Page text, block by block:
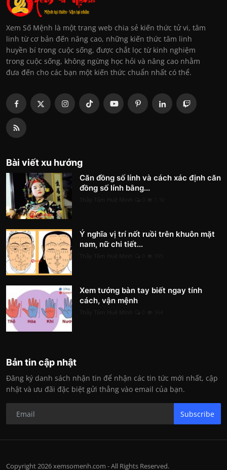
Xem Số Mệnh là một trang web chia sẻ kiến thức tử vi, tâm
linh từ cơ bản đến nâng cao, những kiến thức tâm linh
huyền bí trong cuộc sống, được chắt lọc từ kinh nghiệm
trong cuộc sống, không ngừng học hỏi và nâng cao nhằm
đưa đến cho các bạn một kiến thức chuẩn nhất có thể.
Bài viết xu hướng
Căn đồng số lính và cách xác định căn
đồng số lính bằng...
Ý nghĩa vị trí nốt ruồi trên khuôn mặt
nam, nữ chi tiết...
Xem tướng bàn tay biết ngay tính
cách, vận mệnh
Bản tin cập nhật
Đăng ký danh sách nhận tin để nhận các tin tức mới nhất, cập
nhật và ưu đãi đặc biệt gửi thẳng vào email của bạn.
Subscribe
Copyright 2026 xemsomenh.com - All Rights Reserved.